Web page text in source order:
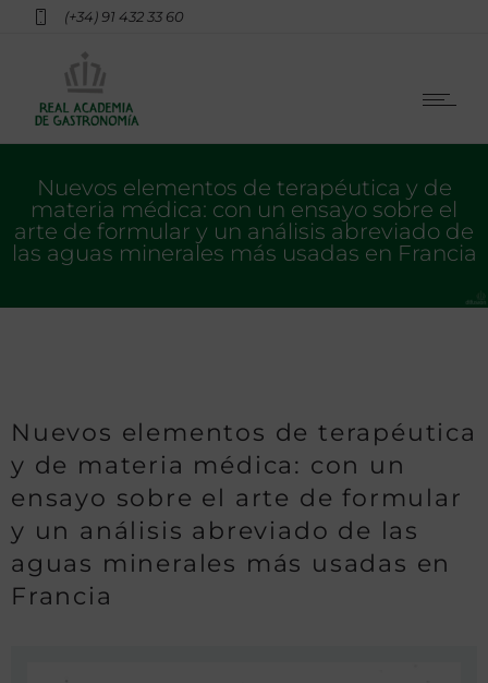
(+34) 91 432 33 60
Nuevos elementos de terapéutica y de
materia médica: con un ensayo sobre el
arte de formular y un análisis abreviado de
las aguas minerales más usadas en Francia
Nuevos elementos de terapéutica
y de materia médica: con un
ensayo sobre el arte de formular
y un análisis abreviado de las
aguas minerales más usadas en
Francia